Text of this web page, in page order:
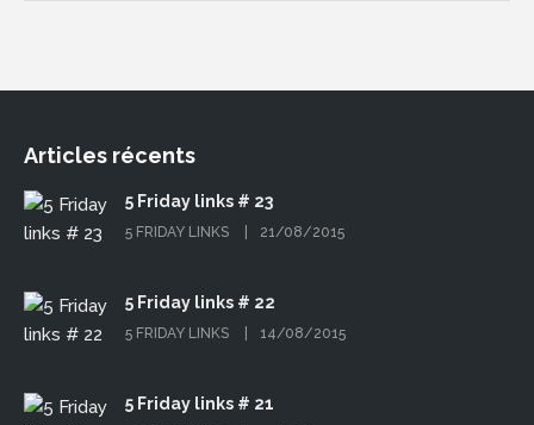
Articles récents
5 Friday links # 23
5 FRIDAY LINKS 21/08/2015
5 Friday links # 22
5 FRIDAY LINKS 14/08/2015
5 Friday links # 21